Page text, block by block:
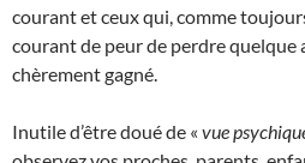
courant et ceux qui, comme
courant de peur de perdre quelque
chèrement gagné.
Inutile d’être doué de « vue